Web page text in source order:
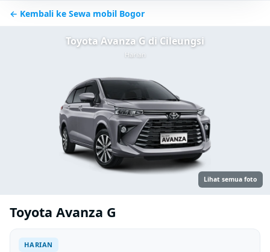
← Kembali ke Sewa mobil Bogor
Toyota Avanza G di Cileungsi
Harian
Lihat semua foto
Toyota Avanza G
HARIAN